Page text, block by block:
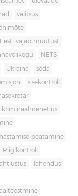
valitsus
Eesti vajab muutust
NETS
Ukraina sõda
sisekontroll
kriminaalmenetlus
peatamine
Riigikontroll
lahendus